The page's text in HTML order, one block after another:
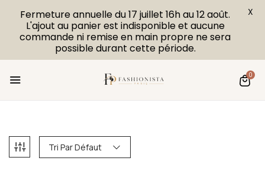
0
Tri Par Défaut
Fermeture annuelle du 17 juillet 16h au 12 août.
L'ajout au panier est indisponible et aucune
commande ni remise en main propre ne sera
possible durant cette période.
X